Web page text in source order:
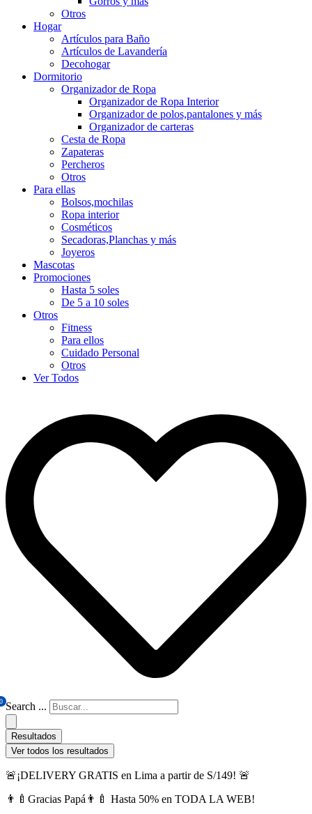
Otros
Hogar
Artículos para Baño
Artículos de Lavandería
Decohogar
Dormitorio
Organizador de Ropa
Organizador de Ropa Interior
Organizador de polos,pantalones y más
Organizador de carteras
Cesta de Ropa
Zapateras
Percheros
Otros
Para ellas
Bolsos,mochilas
Ropa interior
Cosméticos
Secadoras,Planchas y más
Joyeros
Mascotas
Promociones
Hasta 5 soles
De 5 a 10 soles
Otros
Fitness
Para ellos
Cuidado Personal
Otros
Ver Todos
0 Search ...
Resultados
Ver todos los resultados
🚨¡DELIVERY GRATIS en Lima a partir de S/149! 🚨
👨‍🍼Gracias Papá👨‍🍼 Hasta 50% en TODA LA WEB!